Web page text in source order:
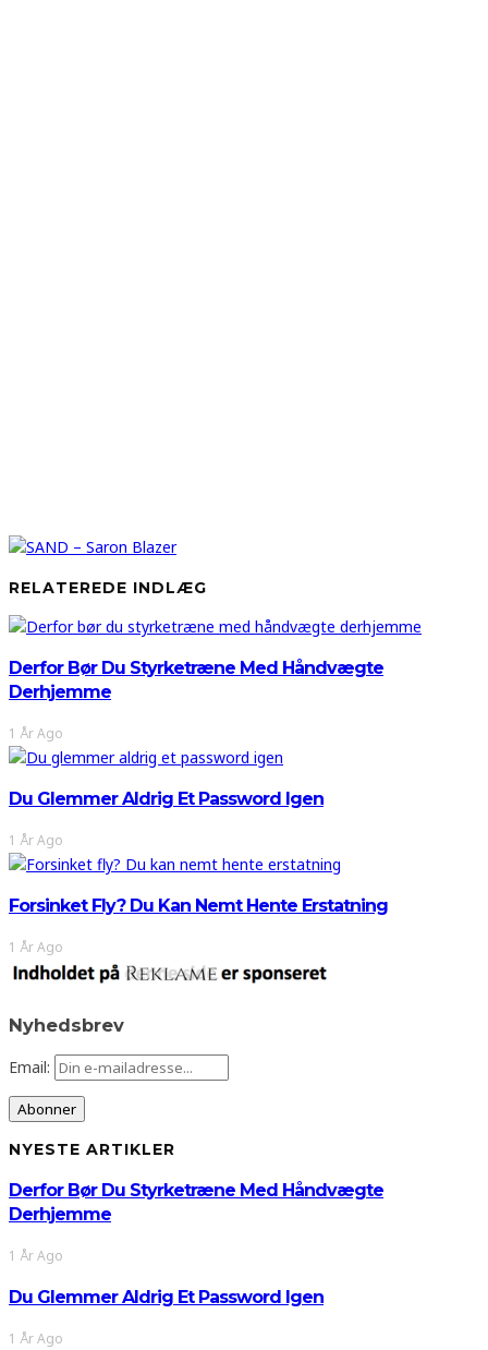
RELATEREDE INDLÆG
Derfor Bør Du Styrketræne Med Håndvægte
Derhjemme
1 År Ago
Du Glemmer Aldrig Et Password Igen
1 År Ago
Forsinket Fly? Du Kan Nemt Hente Erstatning
1 År Ago
Nyhedsbrev
Email:
NYESTE ARTIKLER
Derfor Bør Du Styrketræne Med Håndvægte
Derhjemme
1 År Ago
Du Glemmer Aldrig Et Password Igen
1 År Ago